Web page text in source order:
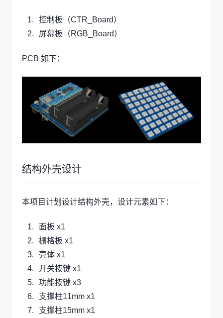
控制板（CTR_Board）
屏幕板（RGB_Board）
PCB 如下：
结构外壳设计
本项目计划设计结构外壳，设计元素如下：
面板 x1
栅格板 x1
壳体 x1
开关按键 x1
功能按键 x3
支撑柱11mm x1
支撑柱15mm x1